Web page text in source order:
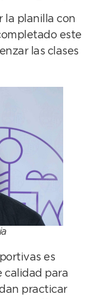
la planilla con
este
las clases
es
calidad para
practicar